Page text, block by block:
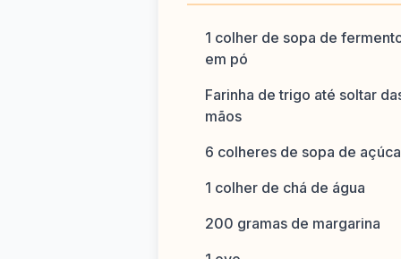
1 colher de sopa de
em pó
Farinha de trigo até soltar
mãos
6 colheres de sopa de
1 colher de chá de água
200 gramas de margarina